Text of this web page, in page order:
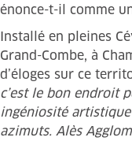
énonce-t-il comme
Installé en pleines
Grand-Combe, à
d’éloges sur ce
c’est le bon endroit
ingéniosité
azimuts. Alès